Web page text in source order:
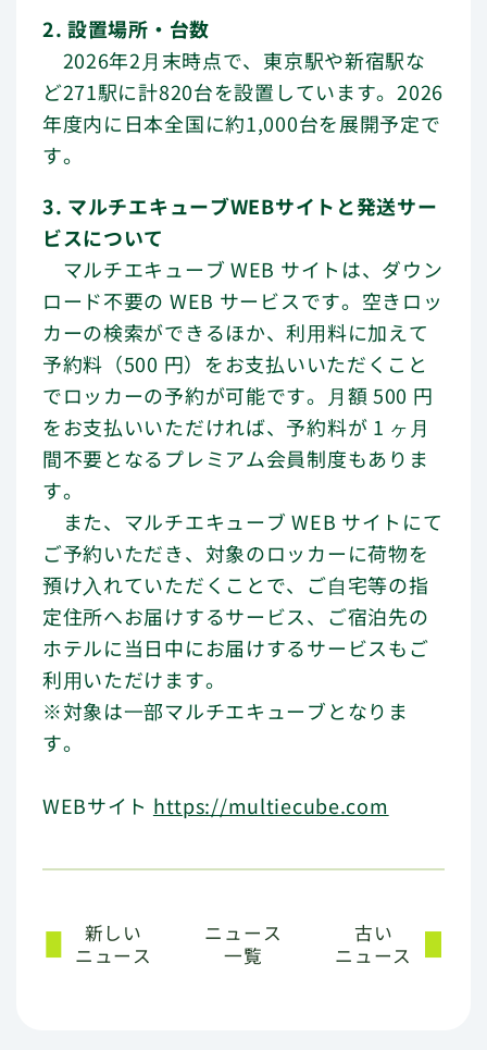
2. 設置場所・台数
2026年2⽉末時点で、東京駅や新宿駅な
ど271駅に計820台を設置しています。2026
年度内に日本全国に約1,000台を展開予定で
す。
3. マルチエキューブWEBサイトと発送サー
ビスについて
マルチエキューブ WEB サイトは、ダウン
ロード不要の WEB サービスです。空きロッ
カーの検索ができるほか、利⽤料に加えて
予約料（500 円）をお支払いいただくこと
でロッカーの予約が可能です。⽉額 500 円
をお支払いいただければ、予約料が 1 ヶ⽉
間不要となるプレミアム会員制度もありま
す。
また、マルチエキューブ WEB サイトにて
ご予約いただき、対象のロッカーに荷物を
預け⼊れていただくことで、ご⾃宅等の指
定住所へお届けするサービス、ご宿泊先の
ホテルに当日中にお届けするサービスもご
利⽤いただけます。
※対象は⼀部マルチエキューブとなりま
す。
WEBサイト https://multiecube.com
新しい
ニュース
ニュース
一覧
古い
ニュース